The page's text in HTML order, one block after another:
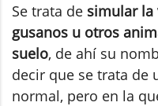
Se trata de simular la
gusanos u otros
suelo, de ahí su
decir que se trata de
normal, pero en la